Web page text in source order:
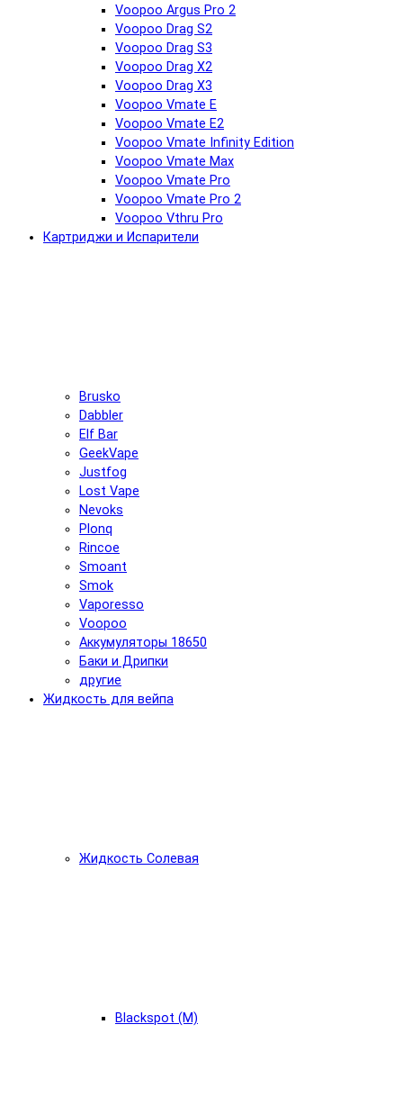
Voopoo Argus Pro 2
Voopoo Drag S2
Voopoo Drag S3
Voopoo Drag X2
Voopoo Drag X3
Voopoo Vmate E
Voopoo Vmate E2
Voopoo Vmate Infinity Edition
Voopoo Vmate Max
Voopoo Vmate Pro
Voopoo Vmate Pro 2
Voopoo Vthru Pro
Картриджи и Испарители
Brusko
Dabbler
Elf Bar
GeekVape
Justfog
Lost Vape
Nevoks
Plonq
Rincoe
Smoant
Smok
Vaporesso
Voopoo
Аккумуляторы 18650
Баки и Дрипки
другие
Жидкость для вейпа
Жидкость Солевая
Blackspot (М)